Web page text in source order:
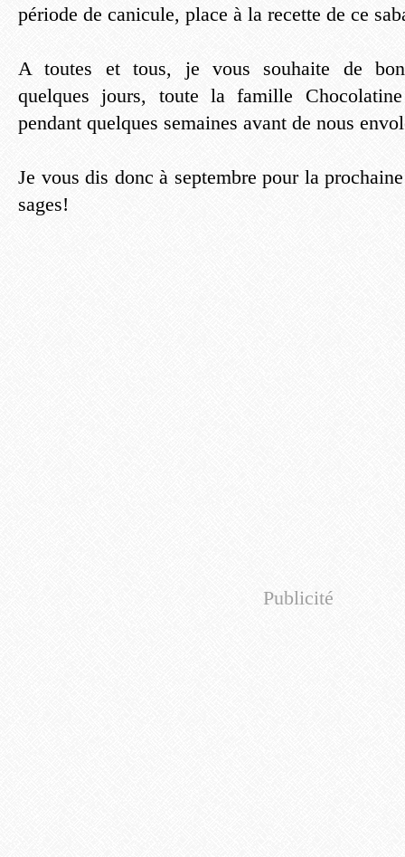
période de canicule, place à la recette de ce
A toutes et tous, je vous souhaite de
quelques jours, toute la famille
pendant quelques semaines avant de nous
Je vous dis donc à septembre pour la
sages!
Publicité